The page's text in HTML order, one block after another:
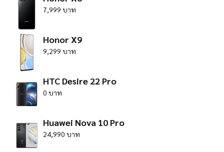
7,999 บาท
Honor X9
9,299 บาท
HTC Desire 22 Pro
0 บาท
Huawei Nova 10 Pro
24,990 บาท